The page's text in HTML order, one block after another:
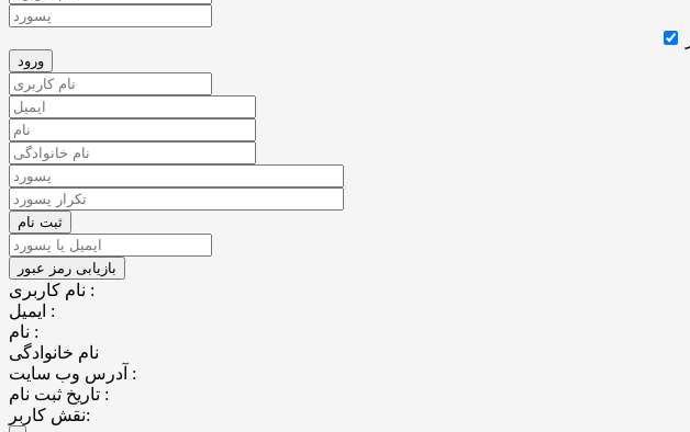
نام کاربری :
ایمیل :
نام :
نام خانوادگی
آدرس وب سایت :
تاریخ ثبت نام :
نقش کاربر: